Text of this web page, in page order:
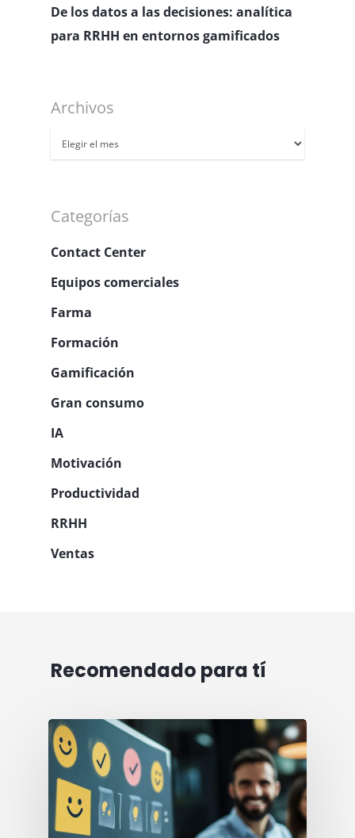
De los datos a las decisiones: analítica
para RRHH en entornos gamificados
Archivos
Archivos
Categorías
Contact Center
Equipos comerciales
Farma
Formación
Gamificación
Gran consumo
IA
Motivación
Productividad
RRHH
Ventas
Recomendado para tí